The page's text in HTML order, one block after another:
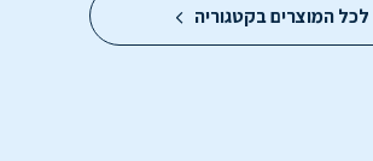
לכל המוצרים בקטגוריה